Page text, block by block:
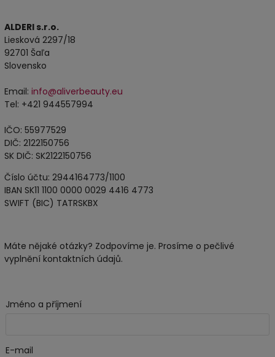
ALDERI s.r.o.
Liesková 2297/18
92701 Šaľa
Slovensko
Email: info@aliverbeauty.eu
Tel: +421 944557994
IČO: 55977529
DIČ: 2122150756
SK DIČ: SK2122150756
Číslo účtu: 2944164773/1100
IBAN SK11 1100 0000 0029 4416 4773
SWIFT (BIC) TATRSKBX
Máte nějaké otázky? Zodpovíme je. Prosíme o pečlivé
vyplnění kontaktních údajů.
Jméno a příjmení
E-mail